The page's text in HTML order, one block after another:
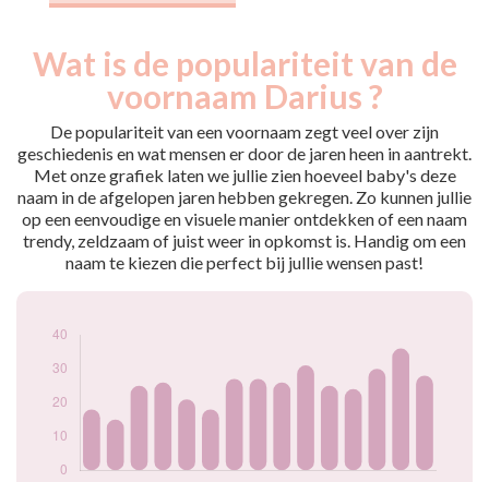
Wat is de populariteit van de
voornaam Darius ?
De populariteit van een voornaam zegt veel over zijn
geschiedenis en wat mensen er door de jaren heen in aantrekt.
Met onze grafiek laten we jullie zien hoeveel baby's deze
naam in de afgelopen jaren hebben gekregen. Zo kunnen jullie
op een eenvoudige en visuele manier ontdekken of een naam
trendy, zeldzaam of juist weer in opkomst is. Handig om een
naam te kiezen die perfect bij jullie wensen past!
Année
Nouveaux-
nés
2010
18
2011
15
2012
25
2013
26
2014
21
2015
18
27
2019
2020
2021
30
2023
28